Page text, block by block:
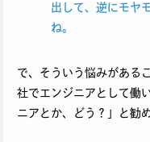
出して、逆にモヤ
ね。
で、そういう悩みがある
社でエンジニアとして働
ニアとか、どう？」と勧